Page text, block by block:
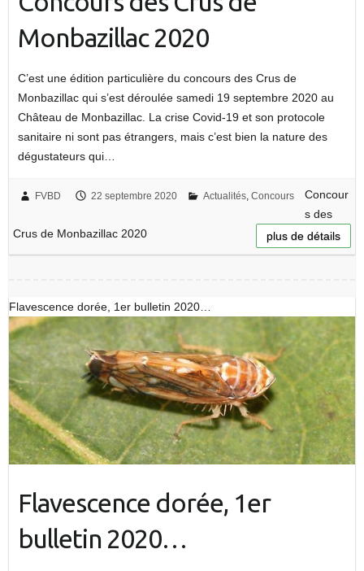
Monbazillac 2020
C’est une édition particulière du concours des Crus de
Monbazillac qui s’est déroulée samedi 19 septembre 2020 au
Château de Monbazillac. La crise Covid-19 et son protocole
sanitaire ni sont pas étrangers, mais c’est bien la nature des
dégustateurs qui…
FVBD 22 septembre 2020 Actualités, Concours
Concour
s des
Crus de Monbazillac 2020
plus de détails
Flavescence dorée, 1er bulletin 2020…
Flavescence dorée, 1er
bulletin 2020…